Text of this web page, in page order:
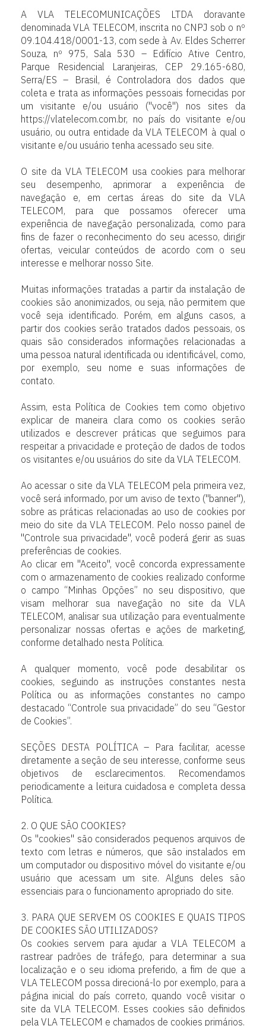
A VLA TELECOMUNICAÇÕES LTDA doravante
denominada VLA TELECOM, inscrita no CNPJ sob o nº
09.104.418/0001-13, com sede à Av. Eldes Scherrer
Souza, nº 975, Sala 530 – Edifício Ative Centro,
Parque Residencial Laranjeiras, CEP 29.165-680,
Serra/ES – Brasil, é Controladora dos dados que
coleta e trata as informações pessoais fornecidas por
um visitante e/ou usuário ("você") nos sites da
https://vlatelecom.com.br, no país do visitante e/ou
usuário, ou outra entidade da VLA TELECOM à qual o
visitante e/ou usuário tenha acessado seu site.
O site da VLA TELECOM usa cookies para melhorar
seu desempenho, aprimorar a experiência de
navegação e, em certas áreas do site da VLA
TELECOM, para que possamos oferecer uma
experiência de navegação personalizada, como para
fins de fazer o reconhecimento do seu acesso, dirigir
ofertas, veicular conteúdos de acordo com o seu
interesse e melhorar nosso Site.
Muitas informações tratadas a partir da instalação de
cookies são anonimizados, ou seja, não permitem que
você seja identificado. Porém, em alguns casos, a
partir dos cookies serão tratados dados pessoais, os
quais são considerados informações relacionadas a
uma pessoa natural identificada ou identificável, como,
por exemplo, seu nome e suas informações de
contato.
Assim, esta Política de Cookies tem como objetivo
explicar de maneira clara como os cookies serão
utilizados e descrever práticas que seguimos para
respeitar a privacidade e proteção de dados de todos
os visitantes e/ou usuários do site da VLA TELECOM.
Ao acessar o site da VLA TELECOM pela primeira vez,
você será informado, por um aviso de texto ("banner"),
sobre as práticas relacionadas ao uso de cookies por
meio do site da VLA TELECOM. Pelo nosso painel de
"Controle sua privacidade", você poderá gerir as suas
preferências de cookies.
Ao clicar em "Aceito", você concorda expressamente
com o armazenamento de cookies realizado conforme
o campo “Minhas Opções” no seu dispositivo, que
visam melhorar sua navegação no site da VLA
TELECOM, analisar sua utilização para eventualmente
personalizar nossas ofertas e ações de marketing,
conforme detalhado nesta Política.
A qualquer momento, você pode desabilitar os
cookies, seguindo as instruções constantes nesta
Política ou as informações constantes no campo
destacado “Controle sua privacidade” do seu “Gestor
de Cookies”.
SEÇÕES DESTA POLÍTICA – Para facilitar, acesse
diretamente a seção de seu interesse, conforme seus
objetivos de esclarecimentos. Recomendamos
periodicamente a leitura cuidadosa e completa dessa
Política.
2. O QUE SÃO COOKIES?
Os "cookies" são considerados pequenos arquivos de
texto com letras e números, que são instalados em
um computador ou dispositivo móvel do visitante e/ou
usuário que acessam um site. Alguns deles são
essenciais para o funcionamento apropriado do site.
3. PARA QUE SERVEM OS COOKIES E QUAIS TIPOS
DE COOKIES SÃO UTILIZADOS?
Os cookies servem para ajudar a VLA TELECOM a
rastrear padrões de tráfego, para determinar a sua
localização e o seu idioma preferido, a fim de que a
VLA TELECOM possa direcioná-lo por exemplo, para a
página inicial do país correto, quando você visitar o
site da VLA TELECOM. Esses cookies são definidos
pela VLA TELECOM e chamados de cookies primários.